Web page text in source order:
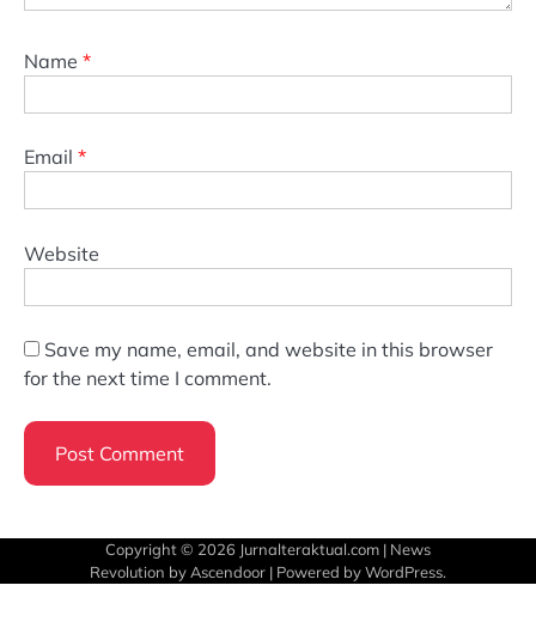
Name *
Email *
Website
Save my name, email, and website in this browser
for the next time I comment.
Copyright © 2026 Jurnalteraktual.com | News
Revolution by Ascendoor | Powered byWordPress.